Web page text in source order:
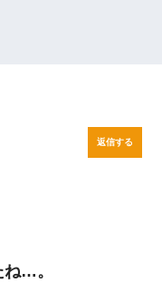
返信する
…。